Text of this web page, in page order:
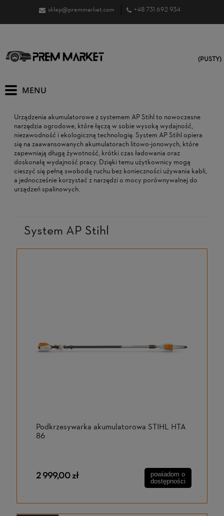
sklep@premmarket.com +48 731 692 934
(PUSTY)
Urządzenia akumulatorowe z systemem AP Stihl to nowoczesne
narzędzia ogrodowe, które łączą w sobie wysoką wydajność,
niezawodność i ekologiczną technologię. System AP Stihl opiera
się na zaawansowanych akumulatorach litowo-jonowych, które
zapewniają długą żywotność, krótki czas ładowania oraz
doskonałą wydajność pracy. Dzięki temu użytkownicy mogą
cieszyć się pełną swobodą ruchu bez konieczności używania kabli,
a jednocześnie korzystać z narzędzi o mocy porównywalnej do
urządzeń spalinowych.
System AP Stihl
Podkrzesywarka akumulatorowa STIHL HTA
86
2 999,00 zł
powiadom o
dostępności